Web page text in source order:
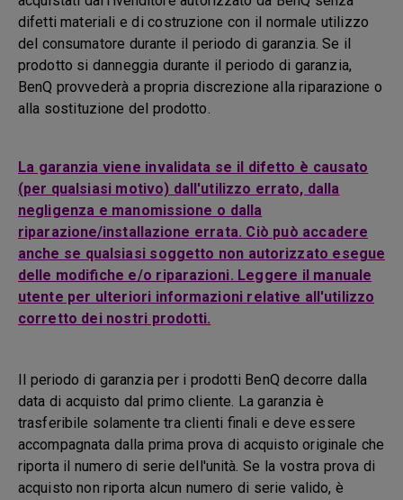
difetti materiali e di costruzione con il normale utilizzo
del consumatore durante il periodo di garanzia. Se il
prodotto si danneggia durante il periodo di garanzia,
BenQ provvederà a propria discrezione alla riparazione o
alla sostituzione del prodotto.
La garanzia viene invalidata se il difetto è causato
(per qualsiasi motivo) dall'utilizzo errato, dalla
negligenza e manomissione o dalla
riparazione/installazione errata. Ciò può accadere
anche se qualsiasi soggetto non autorizzato esegue
delle modifiche e/o riparazioni. Leggere il manuale
utente per ulteriori informazioni relative all'utilizzo
corretto dei nostri prodotti.
Il periodo di garanzia per i prodotti BenQ decorre dalla
data di acquisto dal primo cliente. La garanzia è
trasferibile solamente tra clienti finali e deve essere
accompagnata dalla prima prova di acquisto originale che
riporta il numero di serie dell'unità. Se la vostra prova di
acquisto non riporta alcun numero di serie valido, è